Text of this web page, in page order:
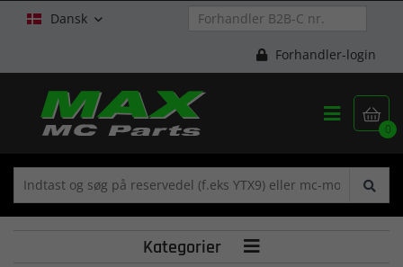
Dansk 
Forhandler-login

0

Kategorier 